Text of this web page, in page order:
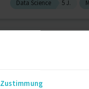
Zustimmung
Data Science 5 J.